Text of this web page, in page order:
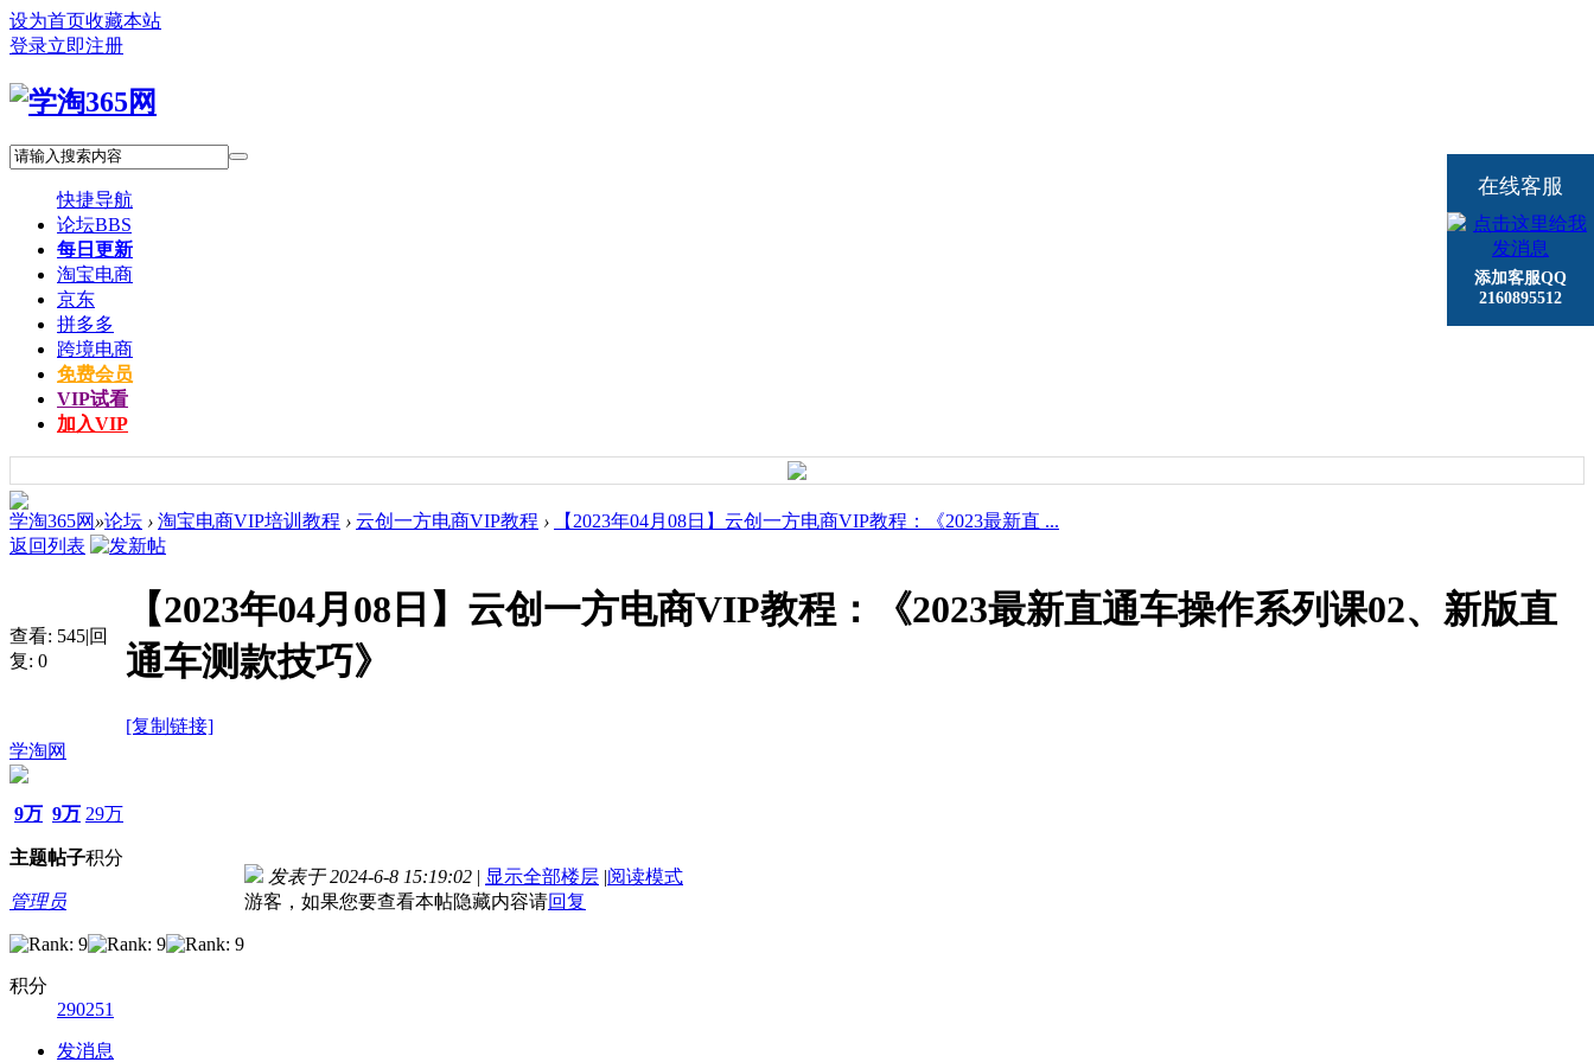
设为首页收藏本站
登录立即注册
快捷导航
论坛BBS
每日更新
淘宝电商
京东
拼多多
跨境电商
免费会员
VIP试看
加入VIP
学淘365网 »论坛 › 淘宝电商VIP培训教程 › 云创一方电商VIP教程 ›
【2023年04月08日】云创一方电商VIP教程：《2023最新直 ...
返回列表
查看: 545|回
复: 0
【2023年04月08日】云创一方电商VIP教程：《2023最新直通车操作系列课02、新版直
通车测款技巧》
[复制链接]
学淘网
9万
主题
9万
帖子
29万
积分
管理员
积分
290251
发消息
发表于 2024-6-8 15:19:02 | 显示全部楼层 |阅读模式
游客，如果您要查看本帖隐藏内容请回复
在线客服
添加客服QQ
2160895512